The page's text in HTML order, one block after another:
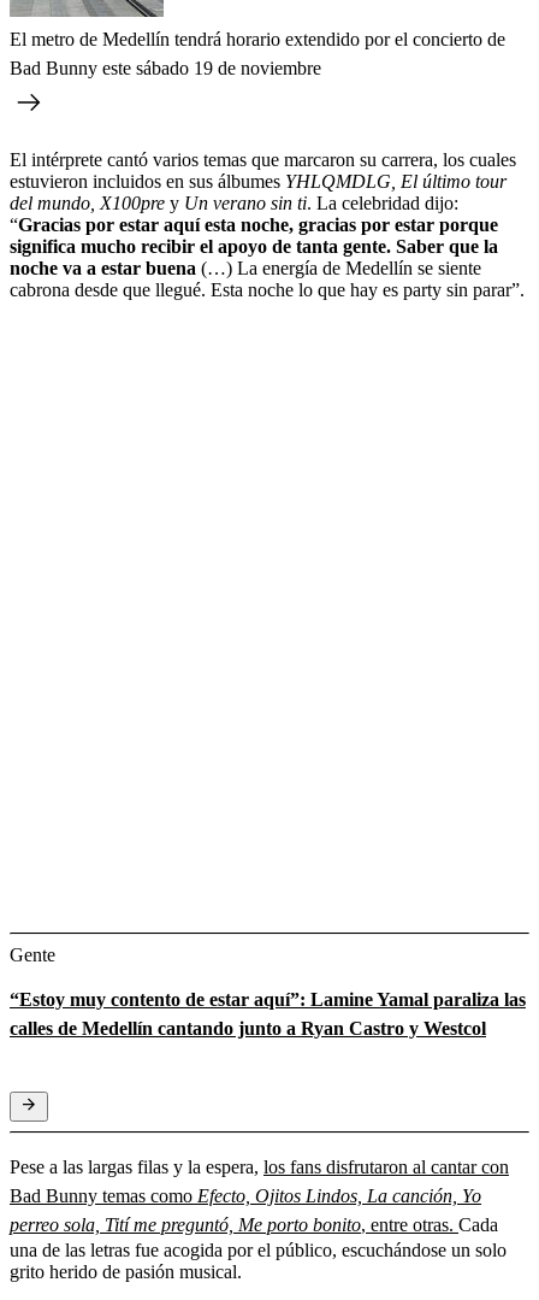
El metro de Medellín tendrá horario extendido por el concierto de
Bad Bunny este sábado 19 de noviembre
El intérprete cantó varios temas que marcaron su carrera, los cuales
estuvieron incluidos en sus álbumes YHLQMDLG, El último tour
del mundo, X100pre y Un verano sin ti. La celebridad dijo:
“Gracias por estar aquí esta noche, gracias por estar porque
significa mucho recibir el apoyo de tanta gente. Saber que la
noche va a estar buena (…) La energía de Medellín se siente
cabrona desde que llegué. Esta noche lo que hay es party sin parar”.
Gente
“Estoy muy contento de estar aquí”: Lamine Yamal paraliza las
calles de Medellín cantando junto a Ryan Castro y Westcol
Pese a las largas filas y la espera, los fans disfrutaron al cantar con
Bad Bunny temas como Efecto, Ojitos Lindos, La canción, Yo
perreo sola, Tití me preguntó, Me porto bonito, entre otras. Cada
una de las letras fue acogida por el público, escuchándose un solo
grito herido de pasión musical.